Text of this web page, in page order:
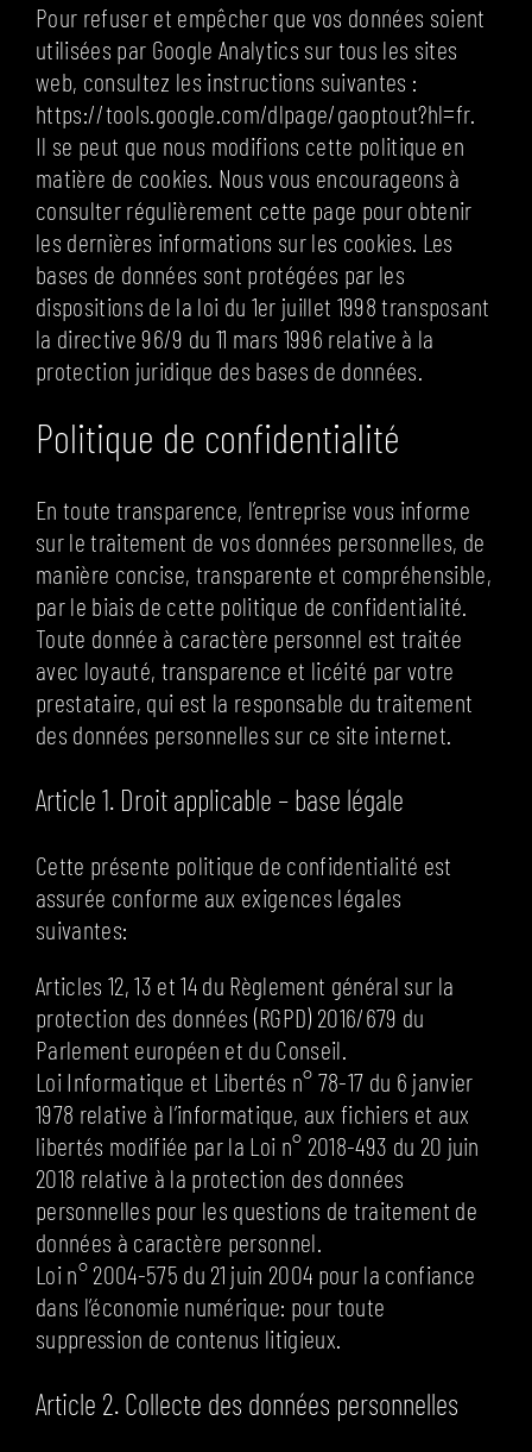
Pour refuser et empêcher que vos données soient
utilisées par Google Analytics sur tous les sites
web, consultez les instructions suivantes :
https://tools.google.com/dlpage/gaoptout?hl=fr.
Il se peut que nous modifions cette politique en
matière de cookies. Nous vous encourageons à
consulter régulièrement cette page pour obtenir
les dernières informations sur les cookies. Les
bases de données sont protégées par les
dispositions de la loi du 1er juillet 1998 transposant
la directive 96/9 du 11 mars 1996 relative à la
protection juridique des bases de données.
Politique de confidentialité
En toute transparence, l’entreprise vous informe
sur le traitement de vos données personnelles, de
manière concise, transparente et compréhensible,
par le biais de cette politique de confidentialité.
Toute donnée à caractère personnel est traitée
avec loyauté, transparence et licéité par votre
prestataire, qui est la responsable du traitement
des données personnelles sur ce site internet.
Article 1. Droit applicable – base légale
Cette présente politique de confidentialité est
assurée conforme aux exigences légales
suivantes:
Articles 12, 13 et 14 du Règlement général sur la
protection des données (RGPD) 2016/679 du
Parlement européen et du Conseil.
Loi Informatique et Libertés n° 78-17 du 6 janvier
1978 relative à l’informatique, aux fichiers et aux
libertés modifiée par la Loi n° 2018-493 du 20 juin
2018 relative à la protection des données
personnelles pour les questions de traitement de
données à caractère personnel.
Loi n° 2004-575 du 21 juin 2004 pour la confiance
dans l’économie numérique: pour toute
suppression de contenus litigieux.
Article 2. Collecte des données personnelles